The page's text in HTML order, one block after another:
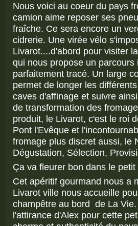
Nous voici au coeur du pays
camion aime reposer ses
fraîche. Ce sera encore un
cidrerie. Une virée vélo
Livarot....d'abord pour visiter
qui nous propose un parcours
parfaitement tracé. Un large
permet de longer les
caves d'affinage et suivre
de transformation des
produit, le Livarot, c'est le roi
Pont l'Evêque et
fromage plus discret aussi, le
Dégustation, Sélection,
Ça va fleurer bon dans le petit
Cet apéritif gourmand nous a
Livarot ville nous accueille
champêtre au bord de La
l'attirance d'Alex pour cette